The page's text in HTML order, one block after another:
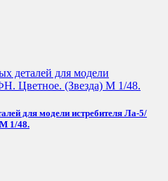
для модели истребителя Ла-5/
1/48.